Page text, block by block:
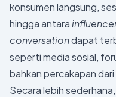
konsumen langsung,
hingga antara
conversationdapat
seperti media sosial,
bahkan percakapan
Secara lebih sederhana,